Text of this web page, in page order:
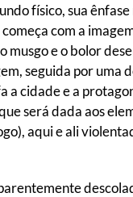
físico, sua
com a
musgo e o bolor
seguida por uma
a cidade e a
será dada aos
aqui e ali